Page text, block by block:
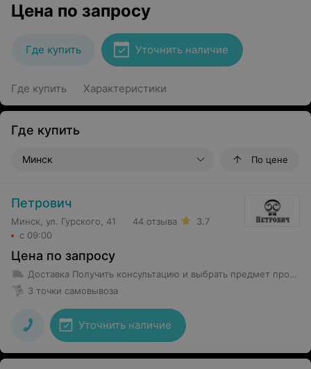
Цена по запросу
Где купить Уточнить наличие
Где купить Характеристики
Где купить
Минск По цене
Петрович
Минск, ул. Гурского, 41
с 09:00
44 отзыва 3.7
Цена по запросу
Доставка Получить консультацию и выбрать предмет проката возможно в магазине проката по адресу Гурского 37 -5Н с 8-00 до 22-00 без выходных Предметы проката весом менее 35 кг доставляются в первое помещение квартиры (частного дома). Курьеры не осуществляют уборку территории от препятствующих предметов и не передвигают объекты в квартире. Доставка предмета проката весом более 35 кг производится до подъезда.
3 точки самовывоза
Уточнить наличие